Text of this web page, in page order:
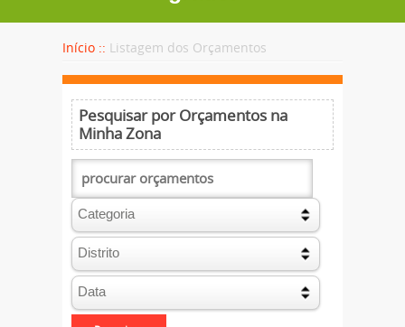
Início :: Listagem dos Orçamentos
Pesquisar por Orçamentos na
Minha Zona